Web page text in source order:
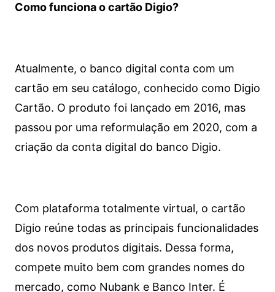
Como funciona o cartão Digio?
Atualmente, o banco digital conta com um
cartão em seu catálogo, conhecido como Digio
Cartão. O produto foi lançado em 2016, mas
passou por uma reformulação em 2020, com a
criação da conta digital do banco Digio.
Com plataforma totalmente virtual, o cartão
Digio reúne todas as principais funcionalidades
dos novos produtos digitais. Dessa forma,
compete muito bem com grandes nomes do
mercado, como Nubank e Banco Inter. É